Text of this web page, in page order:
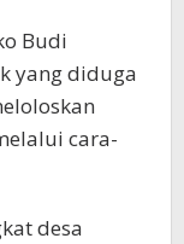
Budi
yang diduga
cara-
desa